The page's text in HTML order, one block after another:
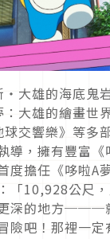
‧大雄的海底鬼
大雄的繪畫世
交響樂》等多
導，擁有豐富《
度擔任《哆啦A
「10,928公尺
深的地方───
險吧！那裡一